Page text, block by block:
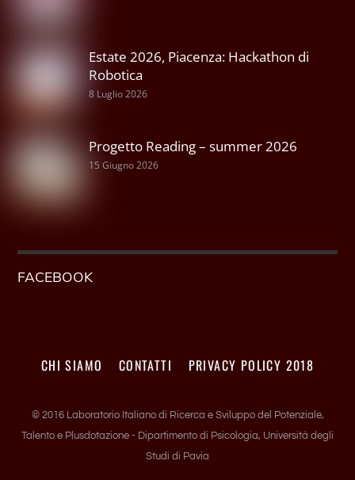
Estate 2026, Piacenza: Hackathon di
Robotica
8 Luglio 2026
Progetto Reading – summer 2026
15 Giugno 2026
FACEBOOK
CHI SIAMO CONTATTI PRIVACY POLICY 2018
© 2016 Laboratorio Italiano di Ricerca e Sviluppo del Potenziale,
Talento e Plusdotazione - Dipartimento di Psicologia, Università degli
Studi di Pavia